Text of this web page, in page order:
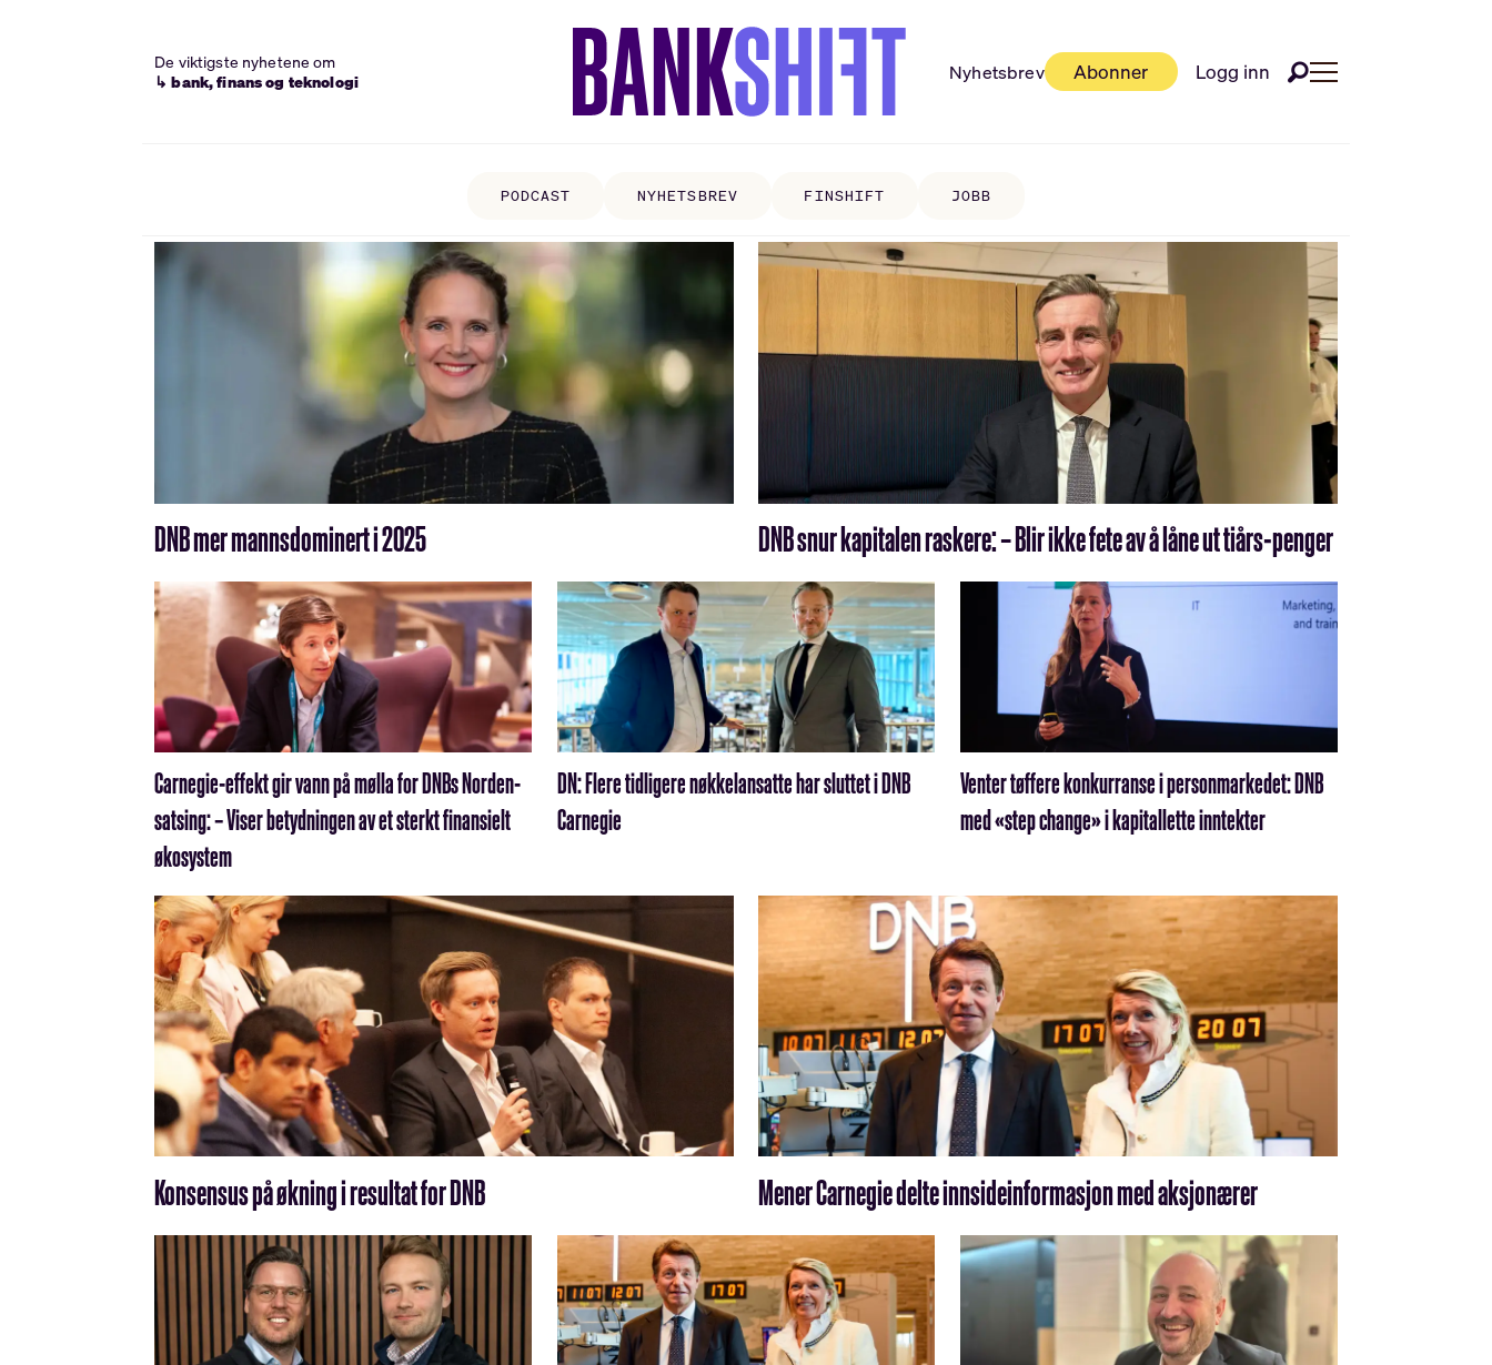
De viktigste nyhetene om
↳ bank, finans og teknologi
Nyhetsbrev Abonner Logg inn
PODCAST NYHETSBREV FINSHIFT JOBB
DNB mer mannsdominert i 2025 DNB snur kapitalen raskere: – Blir ikke fete av å låne ut tiårs-penger
Carnegie-effekt gir vann på mølla for DNBs Norden-
satsing: – Viser betydningen av et sterkt finansielt
økosystem
DN: Flere tidligere nøkkelansatte har sluttet i DNB
Carnegie
Venter tøffere konkurranse i personmarkedet: DNB
med «step change» i kapitallette inntekter
Konsensus på økning i resultat for DNB Mener Carnegie delte innside­informasjon med aksjonærer